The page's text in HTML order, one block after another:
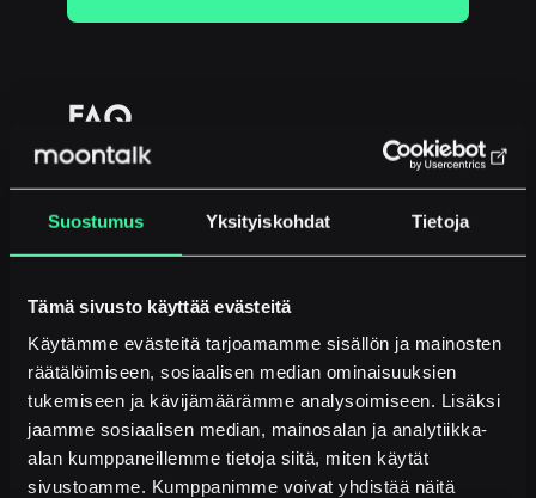
Suostumus Yksityiskohdat Tietoja
Tämä sivusto käyttää evästeitä
Käytämme evästeitä tarjoamamme sisällön ja mainosten
räätälöimiseen, sosiaalisen median ominaisuuksien
tukemiseen ja kävijämäärämme analysoimiseen. Lisäksi
jaamme sosiaalisen median, mainosalan ja analytiikka-
alan kumppaneillemme tietoja siitä, miten käytät
sivustoamme. Kumppanimme voivat yhdistää näitä
FAQ
How do I get
new phone?
I want to call a customer using
the company number instead
of my personal mobile number.
How do I do this?